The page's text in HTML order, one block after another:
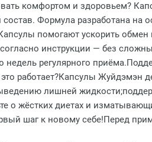
комфортом и здоровьем?
Формула разработана на
помогают ускорить обмен
инструкции — без
регулярного
работает?Капсулы Жуйдэмэн
лишней
о жёстких диетах и
шаг к новому себе!Перед